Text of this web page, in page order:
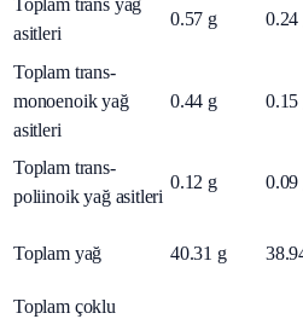
Toplam trans yağ
asitleri
0.57 g 0.24
Toplam trans-
monoenoik yağ
asitleri
0.44 g 0.15
Toplam trans-
poliinoik yağ asitleri
0.12 g 0.09
Toplam yağ 40.31 g
Toplam çoklu